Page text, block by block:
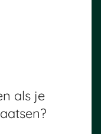
als je